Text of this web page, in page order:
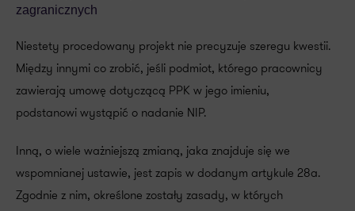
zagranicznych
Niestety procedowany projekt nie precyzuje szeregu kwestii.
Między innymi co zrobić, jeśli podmiot, którego pracownicy
zawierają umowę dotyczącą PPK w jego imieniu,
podstanowi wystąpić o nadanie NIP.
Inną, o wiele ważniejszą zmianą, jaka znajduje się we
wspomnianej ustawie, jest zapis w dodanym artykule 28a.
Zgodnie z nim, określone zostały zasady, w których